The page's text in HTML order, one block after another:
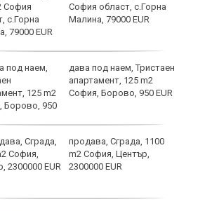
София област, с.Горна
Малина, 79000 EUR
дава под наем, Тристаен
апартамент, 125 m2
София, Борово, 950 EUR
продава, Сграда, 1100
m2 София, Център,
2300000 EUR